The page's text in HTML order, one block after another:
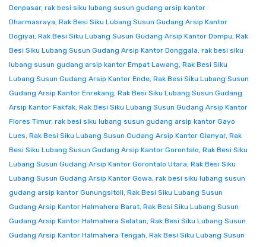
Denpasar, rak besi siku lubang susun gudang arsip kantor
Dharmasraya, Rak Besi Siku Lubang Susun Gudang Arsip Kantor
Dogiyai, Rak Besi Siku Lubang Susun Gudang Arsip Kantor Dompu, Rak
Besi Siku Lubang Susun Gudang Arsip Kantor Donggala, rak besi siku
lubang susun gudang arsip kantor Empat Lawang, Rak Besi Siku
Lubang Susun Gudang Arsip Kantor Ende, Rak Besi Siku Lubang Susun
Gudang Arsip Kantor Enrekang, Rak Besi Siku Lubang Susun Gudang
Arsip Kantor Fakfak, Rak Besi Siku Lubang Susun Gudang Arsip Kantor
Flores Timur, rak besi siku lubang susun gudang arsip kantor Gayo
Lues, Rak Besi Siku Lubang Susun Gudang Arsip Kantor Gianyar, Rak
Besi Siku Lubang Susun Gudang Arsip Kantor Gorontalo, Rak Besi Siku
Lubang Susun Gudang Arsip Kantor Gorontalo Utara, Rak Besi Siku
Lubang Susun Gudang Arsip Kantor Gowa, rak besi siku lubang susun
gudang arsip kantor Gunungsitoli, Rak Besi Siku Lubang Susun
Gudang Arsip Kantor Halmahera Barat, Rak Besi Siku Lubang Susun
Gudang Arsip Kantor Halmahera Selatan, Rak Besi Siku Lubang Susun
Gudang Arsip Kantor Halmahera Tengah, Rak Besi Siku Lubang Susun